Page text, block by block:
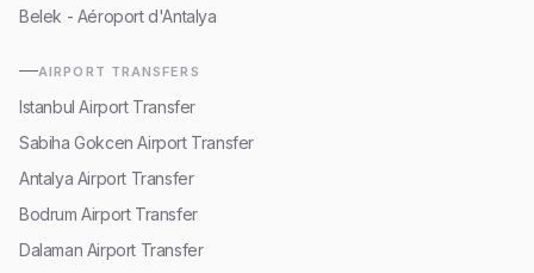
Belek - Aéroport d'Antalya
AIRPORT TRANSFERS
Istanbul Airport Transfer
Sabiha Gokcen Airport Transfer
Antalya Airport Transfer
Bodrum Airport Transfer
Dalaman Airport Transfer